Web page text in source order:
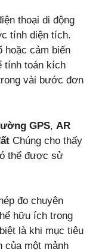
thoại di động
tính diện tích.
hoặc cảm biến
tính toán kích
vài bước đơn
GPS, AR
Chúng cho thấy
thể được sử
đo chuyên
hữu ích trong
là khi mục tiêu
của một mảnh